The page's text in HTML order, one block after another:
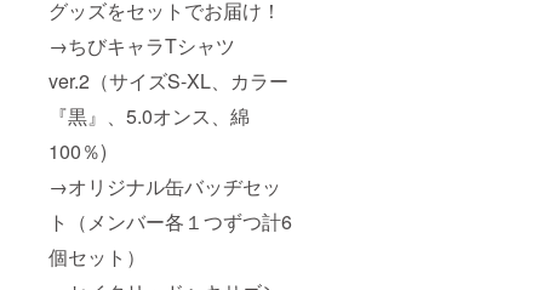
グッズをセットでお届け！
→ちびキャラTシャツ
ver.2（サイズS-XL、カラー
『黒』、5.0オンス、綿
100％)
→オリジナル缶バッヂセッ
ト（メンバー各１つずつ計6
個セット）